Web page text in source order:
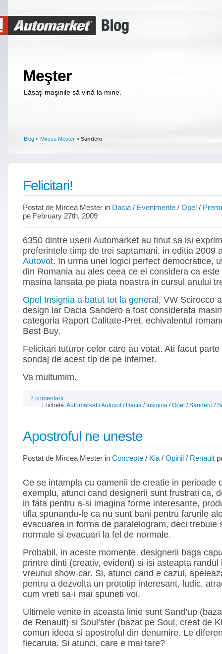
Meşter
Lăsaţi maşinile să vină la mine.
Blog » Mircea Mester » Sandero
Felicitari!
Postat de Mircea Mester in Dacia / Evenimente / Opel /
pe February 27th, 2009
6350 dintre userii Automarket au tinut sa isi
preferintele timp de trei saptamani, in editia 2009
Autovot. In urma unei logici perfect democratice,
din Romania au ales ceea ce ei considera ca
masina lansata pe piata noastra in cursul anului
Opel Insignia a batut tot la general , VW Scirocco
design iar Dacia Sandero a fost considerata
categoria Raport Calitate-Pret, echivalentul
Best Buy.
Felicitari tuturor celor care au votat. Ati facut
sondaj de acest tip de pe internet.
Va multumim.
2 comentarii
Etichete:Automarket/Autovot/ Dacia / Insignia /Opel /Sandero /
Apostroful ne uneste
Postat de Mircea Mester in Concepte / Kia / Opinii / Renault
Ce se intampla cu oamenii de creatie in perioade
exemplu, atunci cand designerii sunt frustrati ca,
in fata pentru a-si imagina forme interesante,
tifla spunandu-le ca nu sunt bani pentru farurile
evacuarea in forma de paralelogram, deci trebuie
normale si evacuari la fel de normale.
Probabil, in aceste momente, designerii baga
printre dinti (creativ, evident) si isi asteapta randul
vreunui show-car. Si, atunci cand e cazul,
pentru a dezvolta un prototip interesant, ludic,
cum vreti sa-i mai spuneti voi.
Ultimele venite in aceasta linie sunt Sand’up
de Renault) si Soul’ster (bazat pe Soul, creat de
comun ideea si apostroful din denumire. Le
fiecaruia. Si atunci, care e mai tare?